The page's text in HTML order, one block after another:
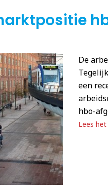
De
een
hbo-
Lees